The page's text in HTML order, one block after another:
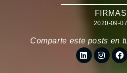
FIRMAS
2020-09-07
Comparte este posts en